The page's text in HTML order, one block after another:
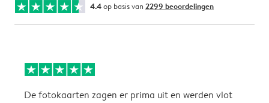
4.4op basis van 2299 beoordelingen
De fotokaarten zagen er prima uit en werden vlot